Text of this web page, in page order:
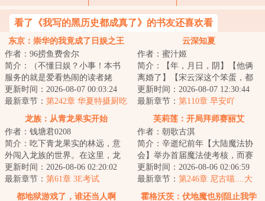
看了《我写的黑历史都成真了》的书友还喜欢看
东京：崇华的我竟成了日娱之王
作者：96捞鱼费舍尔
简介：（不懂日娱？小事！本书
服务的就是爱看热闹的读者姥
爷！）穿越东京，却是平成末
年，泡沫时代的红利...
更新时间：2026-08-07 00:03:24
最新章节： 第242章 华夏特摄厨吃
得有点好，东映的橄榄枝（三
更！）
云深知夏
作者：蜜汁姬
简介：【年，月日，阴】【他俩
离婚了】【宋云深这个笨蛋，都
不知道把那些相册和照片藏好，
竟然还被发现了...
更新时间：2026-08-07 12:30:44
最新章节： 第110章 早安吖
龙族：从青龙果实开始
作者：钱塘君0208
简介：吃下青龙果实的林远，意
外闯入龙族的世界。在这里，龙
是代表着权与力的巅峰，是带来
绝望与毁灭的宿...
更新时间：2026-08-06 02:20:02
最新章节： 第61章 3E考试
芙莉莲：开局拜师赛丽艾
作者：朝歌古淇
简介：辛逝纪前年【大陆魔法协
会】举办首届魔法使考核，而赛
丽艾亲自担任总考官一职。“不合
格，下一个。...
更新时间：2026-08-06 02:06:59
最新章节： 第246章 尼古喵....大
公？
都地狱游戏了，谁还当人啊 霍格沃茨：伏地魔也别阻止我学